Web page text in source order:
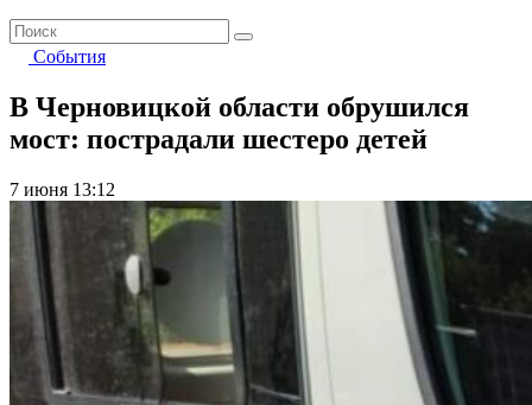
События
В Черновицкой области обрушился
мост: пострадали шестеро детей
7 июня 13:12